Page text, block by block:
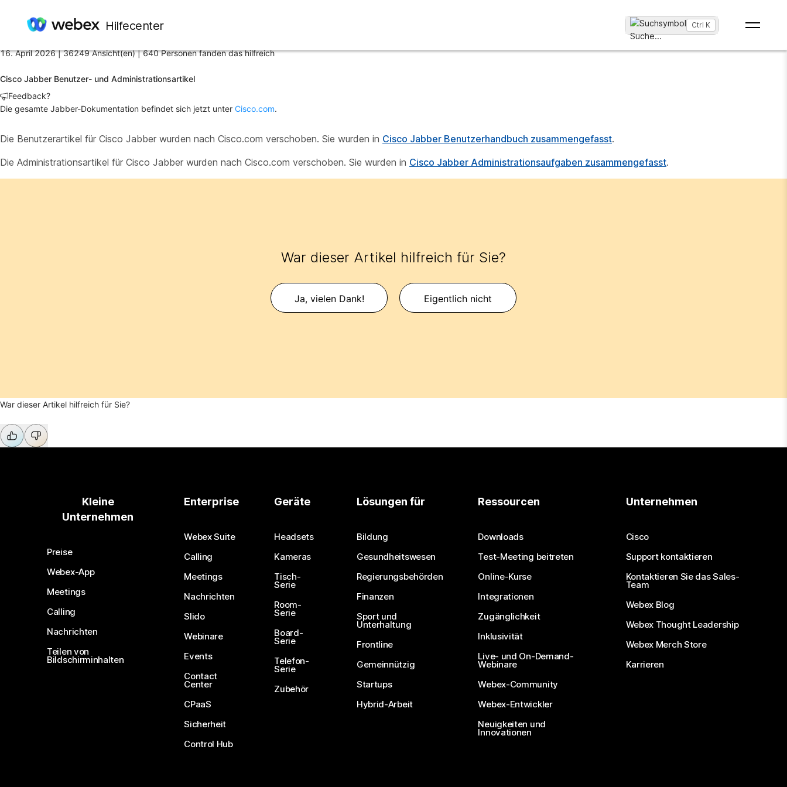
Hilfecenter
Suche...
Ctrl K
16. April 2026 |36249 Ansicht(en) |640 Personen fanden das hilfreich
Cisco Jabber Benutzer- und Administrationsartikel
Feedback?
Die gesamte Jabber-Dokumentation befindet sich jetzt unter Cisco.com.
Die Benutzerartikel für Cisco Jabber wurden nach Cisco.com verschoben. Sie wurden in Cisco Jabber Benutzerhandbuch zusammengefasst.
Die Administrationsartikel für Cisco Jabber wurden nach Cisco.com verschoben. Sie wurden in Cisco Jabber Administrationsaufgaben zusammengefasst.
War dieser Artikel hilfreich für Sie?
Ja, vielen Dank! Eigentlich nicht
War dieser Artikel hilfreich für Sie?
Kleine
Unternehmen
Preise
Webex-App
Meetings
Calling
Nachrichten
Teilen von
Bildschirminhalten
Enterprise
Webex Suite
Calling
Meetings
Nachrichten
Slido
Webinare
Events
Contact
Center
CPaaS
Sicherheit
Control Hub
Geräte
Headsets
Kameras
Tisch-
Serie
Room-
Serie
Board-
Serie
Telefon-
Serie
Zubehör
Lösungen für
Bildung
Gesundheitswesen
Regierungsbehörden
Finanzen
Sport und
Unterhaltung
Frontline
Gemeinnützig
Startups
Hybrid-Arbeit
Ressourcen
Downloads
Test-Meeting beitreten
Online-Kurse
Integrationen
Zugänglichkeit
Inklusivität
Live- und On-Demand-
Webinare
Webex-Community
Webex-Entwickler
Neuigkeiten und
Innovationen
Unternehmen
Cisco
Support kontaktieren
Kontaktieren Sie das Sales-
Team
Webex Blog
Webex Thought Leadership
Webex Merch Store
Karrieren